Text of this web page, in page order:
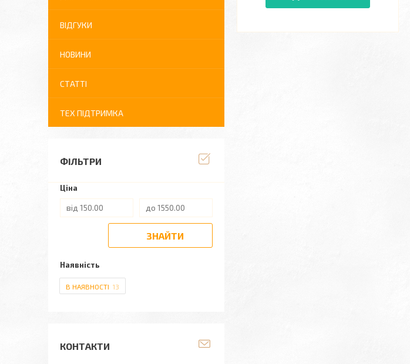
ВІДГУКИ
НОВИНИ
СТАТТІ
ТЕХ ПІДТРИМКА
ФІЛЬТРИ
Ціна
ЗНАЙТИ
Наявність
В НАЯВНОСТІ 13
КОНТАКТИ